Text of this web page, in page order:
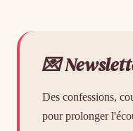
💌
Des confessions,
pour prolonger